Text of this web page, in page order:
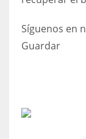
Síguenos en
Guardar